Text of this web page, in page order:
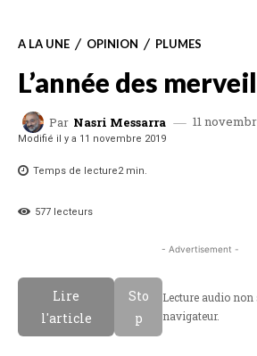
A LA UNE OPINION PLUMES
L’année des
Par Nasri Messarra 11
Modifié il y a 11 novembre 2019
Temps de lecture2min.
577 lecteurs
- Advertisement -
Lire
l'article
Sto
p
Lecture audio non
navigateur.